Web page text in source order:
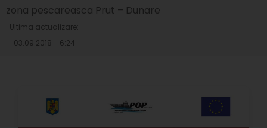
zona pescareasca Prut – Dunare
Ultima actualizare:
03.09.2018 - 6:24